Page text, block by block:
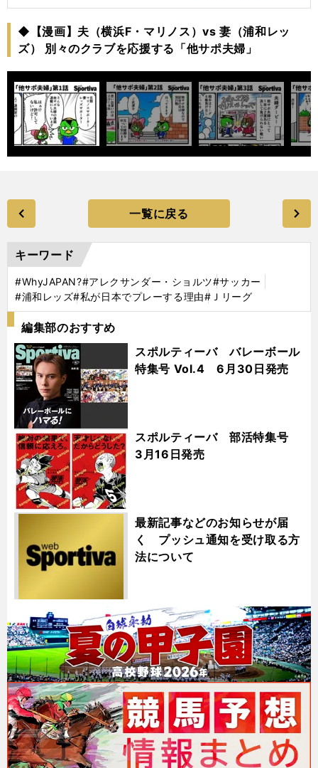
◆【漫画】夫（横浜F・マリノス）vs 妻（浦和レッ
ズ） 別々のクラブを応援する「他サポ夫婦」
一覧に戻る
キーワード
#WhyJAPAN?#アレクサンダー・ショルツ#サッカー
#浦和レッズ#私が日本でプレーする理由#Ｊリーグ
編集部のおすすめ
スポルティーバ バレーボール
特集号 Vol.4 6月30日発売
スポルティーバ 部活特集号
3月16日発売
最新記事などのお知らせが届
く プッシュ通知を受け取る方
法について